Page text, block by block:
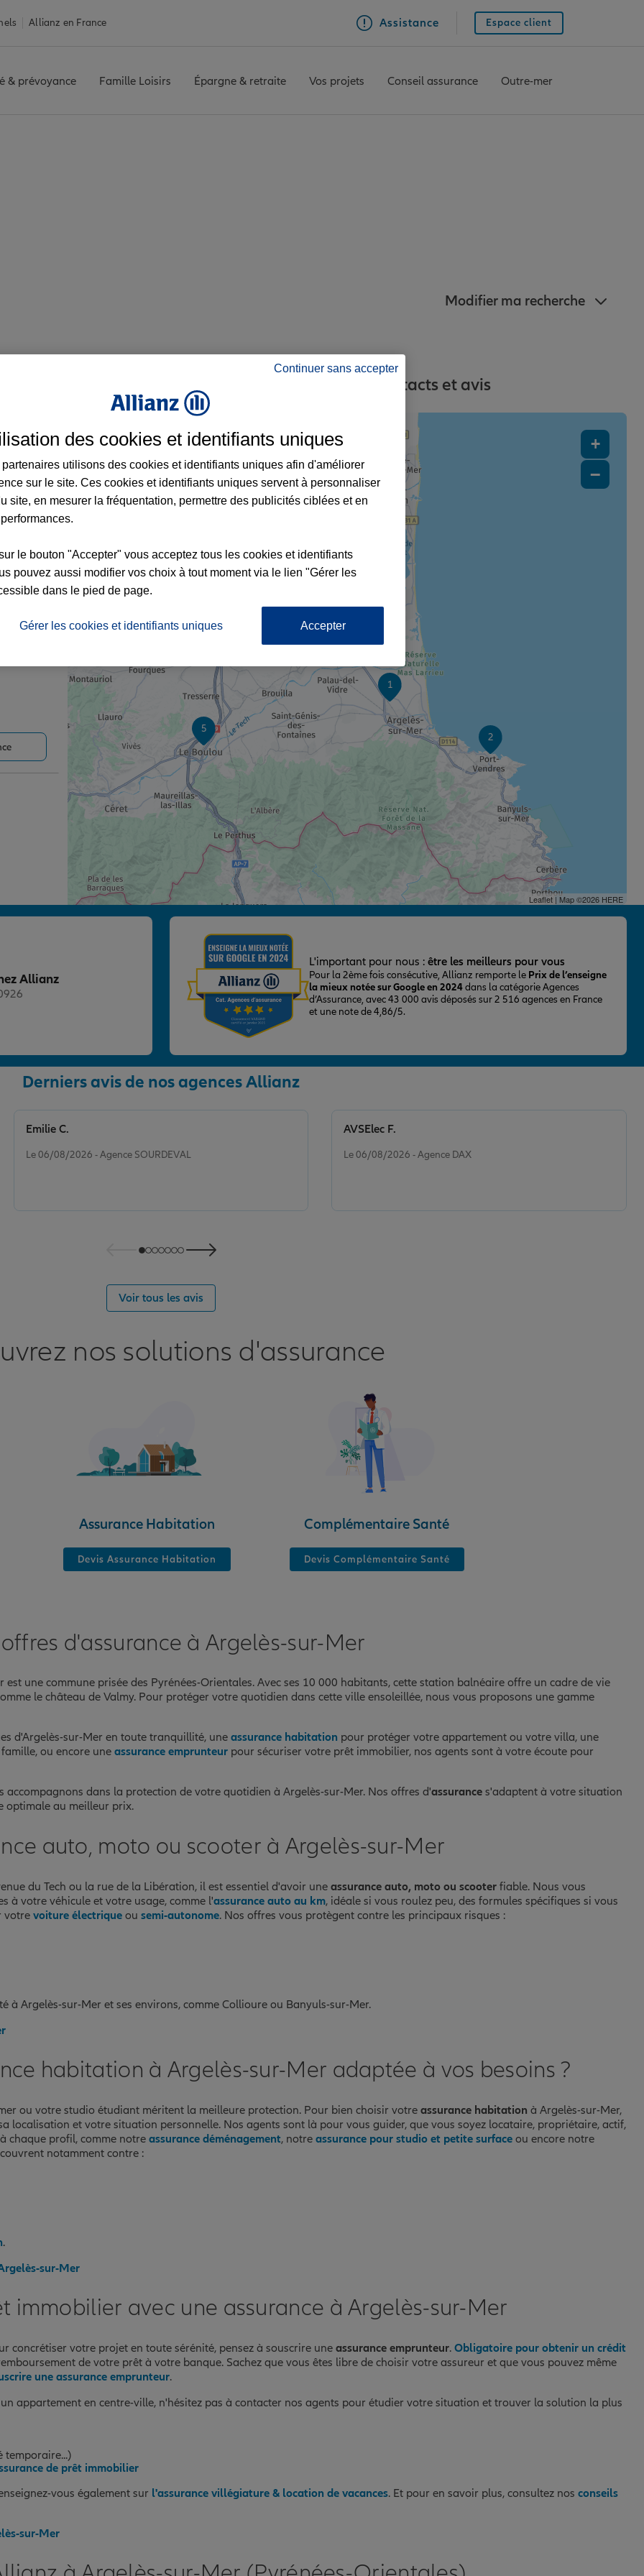
Allianz en France Assistance Espace client
& prévoyance Famille Loisirs Épargne & retraite Vos projets Conseil assurance Outre-mer
Modifier ma recherche
à Argelès-sur-Mer et aux alentours : adresses, contacts et avis
2
5
2
1
+
−
Leaflet| Map ©2026 HERE
Allianz
L'important pour nous : être les meilleurs pour vous
Pour la 2ème fois consécutive, Allianz remporte le Prix de l’enseigne
la mieux notée sur Google en 2024dans la catégorie Agences
d’Assurance, avec 43 000 avis déposés sur 2 516 agences en France
et une note de 4,86/5.
Derniers avis de nos agences Allianz
Le 06/08/2026 - Agence SOURDEVAL
Emilie C.
Le 06/08/2026 - Agence DAX
AVSElec F.
Voir tous les avis
nos solutions d'assurance
Assurance Habitation
Devis Assurance Habitation
Complémentaire Santé
Devis Complémentaire Santé
d'assurance à Argelès-sur-Mer
une commune prisée des Pyrénées-Orientales. Avec ses 10 000 habitants, cette station balnéaire offre un cadre de vie
le château de Valmy. Pour protéger votre quotidien dans cette ville ensoleillée, nous vous proposons une gamme
d'Argelès-sur-Mer en toute tranquillité, uneassurance habitation pour protéger votre appartement ou votre villa, une
ou encore une assurance emprunteur pour sécuriser votre prêt immobilier, nos agents sont à votre écoute pour
dans la protection de votre quotidien à Argelès-sur-Mer. Nos offres d'assurance s'adaptent à votre situation
optimale au meilleur prix.
auto, moto ou scooter à Argelès-sur-Mer
du Tech ou la rue de la Libération, il est essentiel d'avoir une assurance auto, moto ou scooter fiable. Nous vous
à votre véhicule et votre usage, comme l'assurance auto au km, idéale si vous roulez peu, des formules spécifiques si vous
votre voiture électrique ou semi-autonome. Nos offres vous protègent contre les principaux risques :
à Argelès-sur-Mer et ses environs, comme Collioure ou Banyuls-sur-Mer.
habitation à Argelès-sur-Mer adaptée à vos besoins ?
ou votre studio étudiant méritent la meilleure protection. Pour bien choisir votre assurance habitation à Argelès-sur-Mer,
localisation et votre situation personnelle. Nos agents sont là pour vous guider, que vous soyez locataire, propriétaire, actif,
chaque profil, comme notreassurance déménagement, notre assurance pour studio et petite surface ou encore notre
notamment contre :
.
sur-Mer
immobilier avec une assurance à Argelès-sur-Mer
concrétiser votre projet en toute sérénité, pensez à souscrire une assurance emprunteur. Obligatoire pour obtenir un crédit
de votre prêt à votre banque. Sachez que vous êtes libre de choisir votre assureur et que vous pouvez même
une assurance emprunteur.
appartement en centre-ville, n'hésitez pas à contacter nos agents pour étudier votre situation et trouver la solution la plus
temporaire...)
de prêt immobilier
vous également sur l'assurance villégiature & location de vacances. Et pour en savoir plus, consultez nos conseils
sur-Mer
Continuer sans accepter
des cookies et identifiants uniques
partenaires utilisons des cookies et identifiants uniques afin d'améliorer
sur le site. Ces cookies et identifiants uniques servent à personnaliser
site, en mesurer la fréquentation, permettre des publicités ciblées et en
le bouton "Accepter" vous acceptez tous les cookies et identifiants
pouvez aussi modifier vos choix à tout moment via le lien "Gérer les
dans le pied de page.
Gérer les cookies et identifiants uniques Accepter